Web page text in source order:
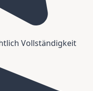
Vollständigkeit